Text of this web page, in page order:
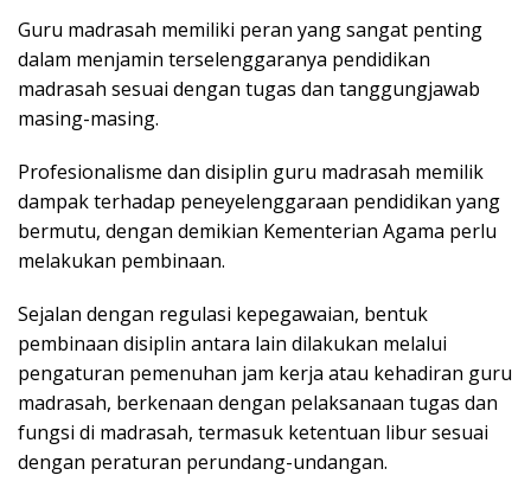
Guru madrasah memiliki peran yang sangat penting
dalam menjamin terselenggaranya pendidikan
madrasah sesuai dengan tugas dan tanggungjawab
masing-masing.
Profesionalisme dan disiplin guru madrasah memilik
dampak terhadap peneyelenggaraan pendidikan yang
bermutu, dengan demikian Kementerian Agama perlu
melakukan pembinaan.
Sejalan dengan regulasi kepegawaian, bentuk
pembinaan disiplin antara lain dilakukan melalui
pengaturan pemenuhan jam kerja atau kehadiran guru
madrasah, berkenaan dengan pelaksanaan tugas dan
fungsi di madrasah, termasuk ketentuan libur sesuai
dengan peraturan perundang-undangan.